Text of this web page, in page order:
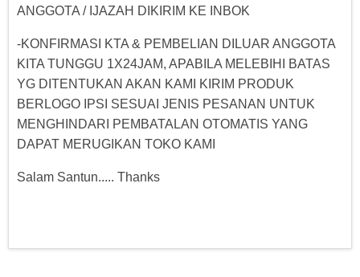
ANGGOTA / IJAZAH DIKIRIM KE INBOK
-KONFIRMASI KTA & PEMBELIAN DILUAR ANGGOTA
KITA TUNGGU 1X24JAM, APABILA MELEBIHI BATAS
YG DITENTUKAN AKAN KAMI KIRIM PRODUK
BERLOGO IPSI SESUAI JENIS PESANAN UNTUK
MENGHINDARI PEMBATALAN OTOMATIS YANG
DAPAT MERUGIKAN TOKO KAMI
Salam Santun..... Thanks